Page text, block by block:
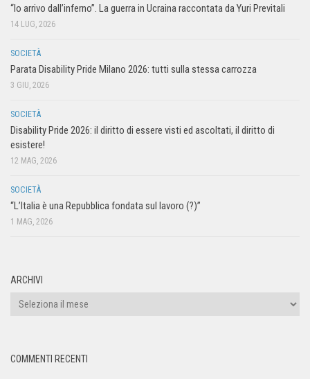
“Io arrivo dall’inferno”. La guerra in Ucraina raccontata da Yuri Previtali
14 LUG, 2026
SOCIETÀ
Parata Disability Pride Milano 2026: tutti sulla stessa carrozza
3 GIU, 2026
SOCIETÀ
Disability Pride 2026: il diritto di essere visti ed ascoltati, il diritto di
esistere!
12 MAG, 2026
SOCIETÀ
“L’Italia è una Repubblica fondata sul lavoro (?)”
1 MAG, 2026
ARCHIVI
COMMENTI RECENTI